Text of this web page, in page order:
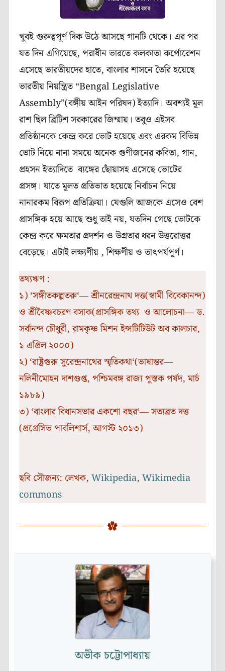
খুবইগুরুত্বপূর্ণদিকউঠেআসছেগানটি থেকে। এরপর
যতদিন এগিয়েছে, পরাধীনভারতেকলকাতা কর্পোরেশন
এসেছেভারতীয়দেরহাতে,বাংলারশাসনেতৈরিহয়েছে
ভারতীয়নিয়ন্ত্রিত“Bengal Legislative
Assembly”(বঙ্গীয়আইনপরিষদ)ইত্যাদি। অবশ্যইমূল
রাশছিলব্রিটিশসরকারেরজিম্মায়। তবুও এইসব
প্রতিষ্ঠানকে কেন্দ্রকরে ভোটহয়েছে এবং এরকমবিভিন্ন
ভোটনিয়েনানা সময়েঅনেকগুণীজনেরকবিতা, গান,
প্রহসনইত্যাদিতে ব্যঙ্গের ছোঁয়াসহ এসেছে ভোটের
প্রসঙ্গ। যাতেমূলত প্রতিভাতহয়েছেনির্বাচননিয়ে
নানারকমবিরূপ প্রতিক্রিয়া। যেগুলিআজকে এসেও বেশ
প্রাসঙ্গিকহয়েআছেশুধুতাইনয়,যতদিন গেছে ভোটকে
কেন্দ্রকরেক্ষমতার প্রদর্শনও উগ্রতারধরনউত্তরোত্তর
বেড়েছে। এটাইলক্ষ্যণীয় ,শিক্ষণীয়ও তাৎপর্যপূর্ণ।
তথ্যঋণ:
১) ‘সঙ্গীতকল্পতরু‘―শ্রীনরেন্দ্রনাথদত্ত(স্বামী বিবেকানন্দ)
ও শ্রীবৈষ্ণবচরণবসাক(প্রাসঙ্গিকতথ্য ও আলোচনা―ড.
সর্বানন্দ চৌধুরী,রামকৃষ্ণ মিশনইন্সটিটিউটঅবকালচার,
১ এপ্রিল ২০০০)
২) ‘রাষ্ট্রগুরুসুরেন্দ্রনাথেরস্মৃতিকথা‘(ভাষান্তর―
নলিনীমোহনদাশগুপ্ত, পশ্চিমবঙ্গরাজ্যপুস্তকপর্ষদ,মার্চ
১৯৮৯)
৩) ‘বাংলারবিধানসভার একশো বছর‘―সত্যব্রতদত্ত
(প্রগ্রেসিভপাবলিশার্স,আগস্ট ২০১৩)
ছবি সৌজন্য: লেখক, Wikipedia, Wikimedia
commons
অভীক চট্টোপাধ্যায়